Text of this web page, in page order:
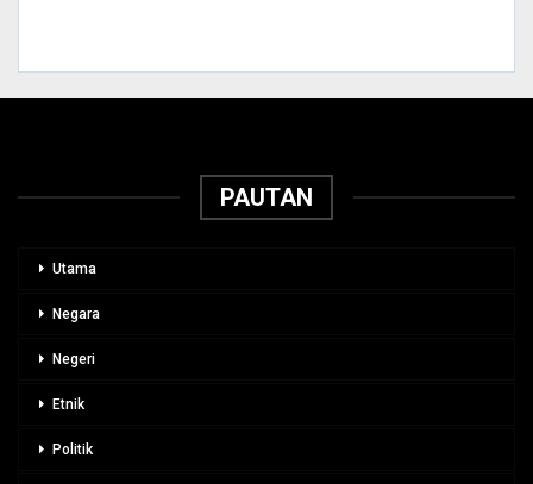
PAUTAN
Utama
Negara
Negeri
Etnik
Politik